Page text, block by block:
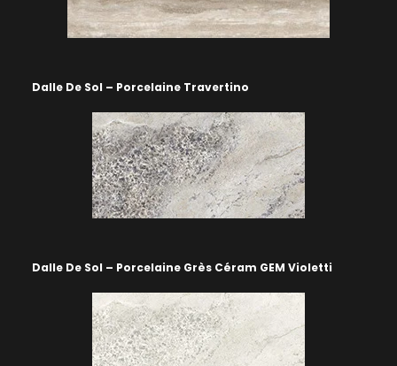
Dalle De Sol – Porcelaine Travertino
Dalle De Sol – Porcelaine Grès Céram GEM Violetti